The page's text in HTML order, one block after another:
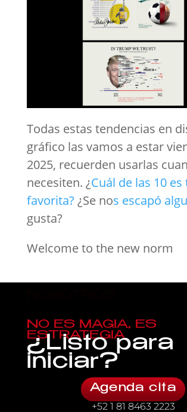
Todas estas tendencias en
gráfico las vamos a estar
2025, recuerden usarlas
necesiten. ¿Cuál de las 10 es
favorita? ¿Se nos escapó
gusta?
Welcome to the new norm
NO ES MAGIA, ES
ESTRATEGIA
¿Listo para
iniciar?
Agenda cita
+52 1 81 8463 2223